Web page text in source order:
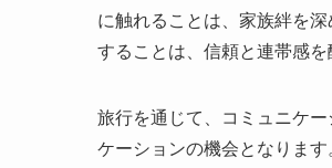
に触れることは、家族絆を
することは、信頼と連帯感を
旅行を通じて、コミュニケ
ケーションの機会となりま